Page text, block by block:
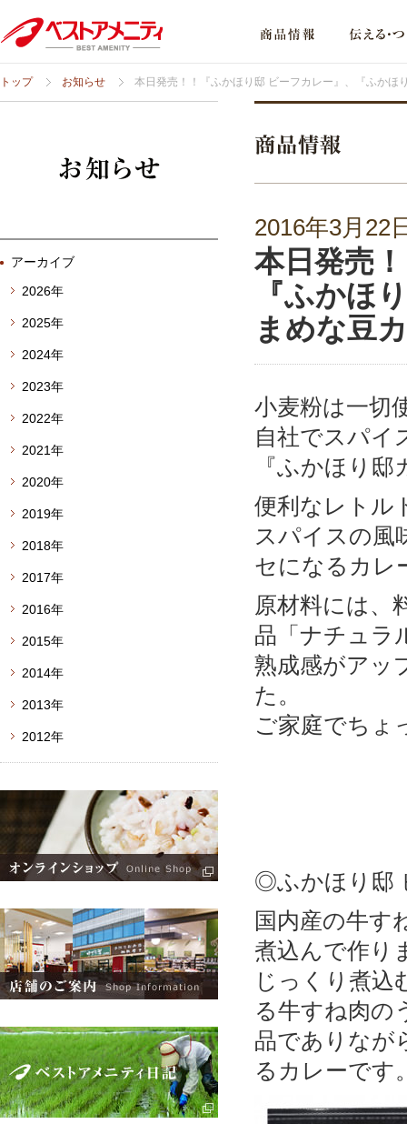
トップ お知らせ 本日発売！！『ふかほり邸 ビーフカレー』、『ふかほ
2016年3月22
本日発売
『ふかほ
まめな豆
小麦粉は一切
自社でスパイ
『ふかほり
便利なレトル
スパイスの風
セになるカレ
原材料には、
品「ナチュラ
熟成感がアッ
た。
ご家庭でちょ
◎ふかほり邸
国内産の牛す
煮込んで作り
じっくり煮込
る牛すね肉の
品でありなが
るカレーです
アーカイブ
2026年
2025年
2024年
2023年
2022年
2021年
2020年
2019年
2018年
2017年
2016年
2015年
2014年
2013年
2012年